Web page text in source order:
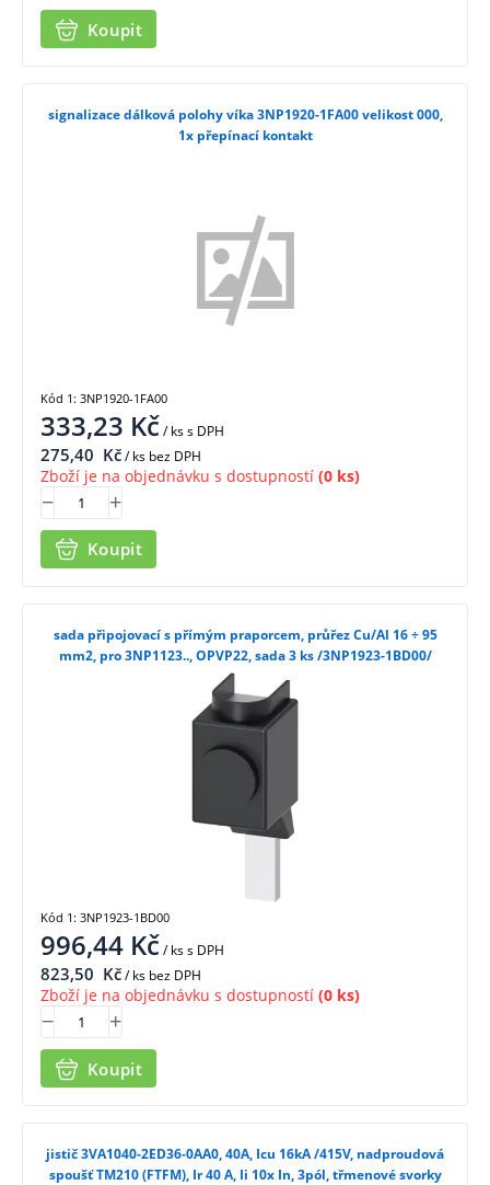
Koupit
signalizace dálková polohy víka 3NP1920-1FA00 velikost 000,
1x přepínací kontakt
333,23 Kč/ kss DPH
275,40 Kč/ ks bez DPH
Zboží je na objednávku s dostupností (0 ks)
Koupit
Kód 1: 3NP1920-1FA00
sada připojovací s přímým praporcem, průřez Cu/Al 16 ÷ 95
mm2, pro 3NP1123.., OPVP22, sada 3 ks /3NP1923-1BD00/
996,44 Kč/ kss DPH
823,50 Kč/ ks bez DPH
Zboží je na objednávku s dostupností (0 ks)
Koupit
Kód 1: 3NP1923-1BD00
jistič 3VA1040-2ED36-0AA0, 40A, Icu 16kA /415V, nadproudová
spoušť TM210 (FTFM), Ir 40 A, Ii 10x In, 3pól, třmenové svorky